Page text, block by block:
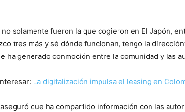
no solamente fueron la que cogieron en El Japón,
tres más y sé dónde funcionan, tengo la
ha generado conmoción entre la comunidad y las
La digitalización impulsa el leasing en
que ha compartido información con las